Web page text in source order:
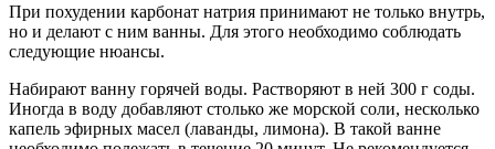
При похудении карбонат натрия принимают не только внутрь,
но и делают с ним ванны. Для этого необходимо соблюдать
следующие нюансы.
Набирают ванну горячей воды. Растворяют в ней 300 г соды.
Иногда в воду добавляют столько же морской соли, несколько
капель эфирных масел (лаванды, лимона). В такой ванне